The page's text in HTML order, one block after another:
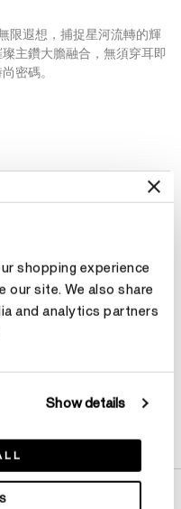
shopping experience
site. We also share
and analytics partners
Show details
限遐想，捕捉星河流轉的輝
主鑽大膽融合，無須穿耳即
密碼。